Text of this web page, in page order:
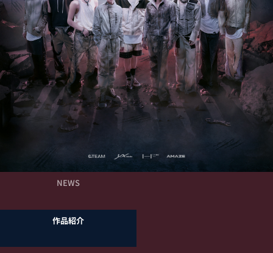
NEWS
作品紹介